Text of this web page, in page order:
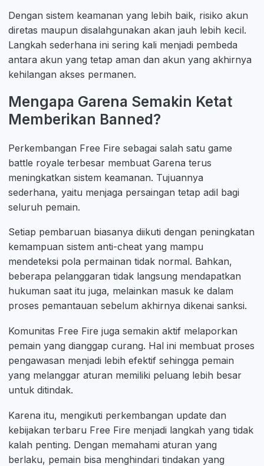
Dengan sistem keamanan yang lebih baik, risiko akun
diretas maupun disalahgunakan akan jauh lebih kecil.
Langkah sederhana ini sering kali menjadi pembeda
antara akun yang tetap aman dan akun yang akhirnya
kehilangan akses permanen.
Mengapa Garena Semakin Ketat
Memberikan Banned?
Perkembangan Free Fire sebagai salah satu game
battle royale terbesar membuat Garena terus
meningkatkan sistem keamanan. Tujuannya
sederhana, yaitu menjaga persaingan tetap adil bagi
seluruh pemain.
Setiap pembaruan biasanya diikuti dengan peningkatan
kemampuan sistem anti-cheat yang mampu
mendeteksi pola permainan tidak normal. Bahkan,
beberapa pelanggaran tidak langsung mendapatkan
hukuman saat itu juga, melainkan masuk ke dalam
proses pemantauan sebelum akhirnya dikenai sanksi.
Komunitas Free Fire juga semakin aktif melaporkan
pemain yang dianggap curang. Hal ini membuat proses
pengawasan menjadi lebih efektif sehingga pemain
yang melanggar aturan memiliki peluang lebih besar
untuk ditindak.
Karena itu, mengikuti perkembangan update dan
kebijakan terbaru Free Fire menjadi langkah yang tidak
kalah penting. Dengan memahami aturan yang
berlaku, pemain bisa menghindari tindakan yang